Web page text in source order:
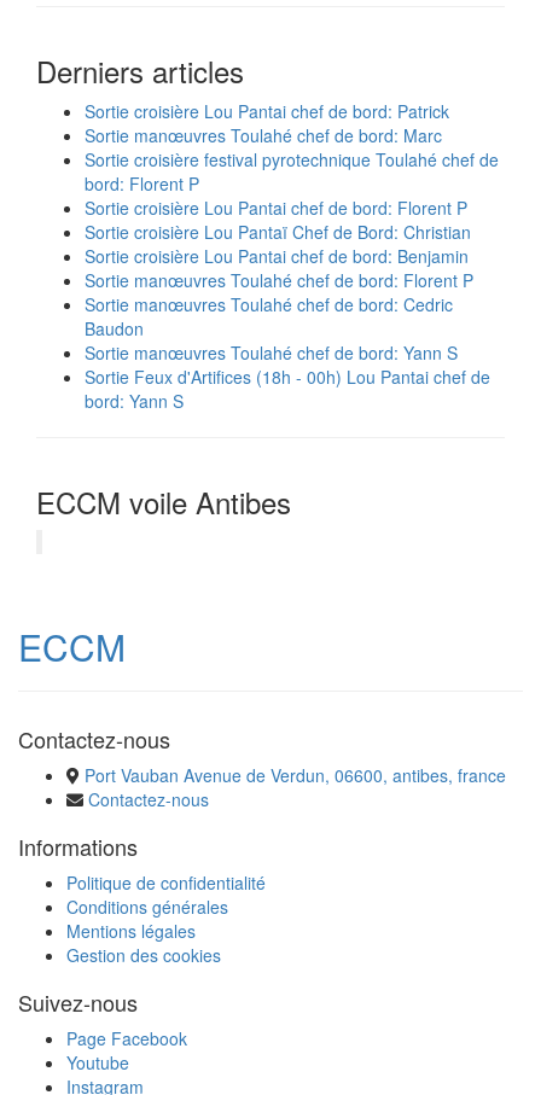
Derniers articles
Sortie croisière Lou Pantai chef de bord: Patrick
Sortie manœuvres Toulahé chef de bord: Marc
Sortie croisière festival pyrotechnique Toulahé chef de
bord: Florent P
Sortie croisière Lou Pantai chef de bord: Florent P
Sortie croisière Lou Pantaï Chef de Bord: Christian
Sortie croisière Lou Pantai chef de bord: Benjamin
Sortie manœuvres Toulahé chef de bord: Florent P
Sortie manœuvres Toulahé chef de bord: Cedric
Baudon
Sortie manœuvres Toulahé chef de bord: Yann S
Sortie Feux d'Artifices (18h - 00h) Lou Pantai chef de
bord: Yann S
ECCM voile Antibes
ECCM
Contactez-nous
Port Vauban Avenue de Verdun, 06600, antibes, france
Contactez-nous
Informations
Politique de confidentialité
Conditions générales
Mentions légales
Gestion des cookies
Suivez-nous
Page Facebook
Youtube
Instagram